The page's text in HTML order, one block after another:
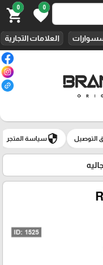
0
favorite
0
shopping_cart
العلامات التجارية
التوصيل securityسياسة المتجر